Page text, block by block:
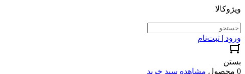
ویژوکالا
ورود | ثبت‌نام
بستن
0 محصول
مشاهده سبد خرید